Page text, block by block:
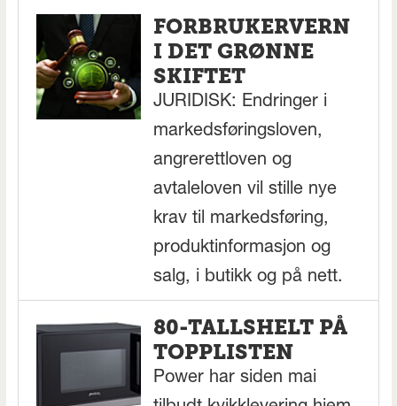
FORBRUKERVERN
I DET GRØNNE
SKIFTET
JURIDISK: Endringer i
markedsføringsloven,
angrerettloven og
avtaleloven vil stille nye
krav til markedsføring,
produktinformasjon og
salg, i butikk og på nett.
80-TALLSHELT PÅ
TOPPLISTEN
Power har siden mai